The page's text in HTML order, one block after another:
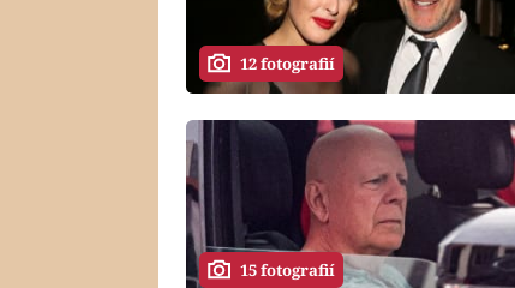
12 fotografií
15 fotografií